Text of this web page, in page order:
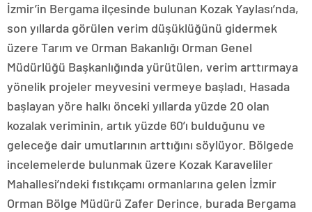
İzmir’in Bergama ilçesinde bulunan Kozak Yaylası’nda,
son yıllarda görülen verim düşüklüğünü gidermek
üzere Tarım ve Orman Bakanlığı Orman Genel
Müdürlüğü Başkanlığında yürütülen, verim arttırmaya
yönelik projeler meyvesini vermeye başladı. Hasada
başlayan yöre halkı önceki yıllarda yüzde 20 olan
kozalak veriminin, artık yüzde 60’ı bulduğunu ve
geleceğe dair umutlarının arttığını söylüyor. Bölgede
incelemelerde bulunmak üzere Kozak Karaveliler
Mahallesi’ndeki fıstıkçamı ormanlarına gelen İzmir
Orman Bölge Müdürü Zafer Derince, burada Bergama